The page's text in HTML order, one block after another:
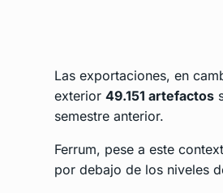
Las exportaciones, en
exterior 49.151 artefactos
semestre anterior.
Ferrum, pese a este
por debajo de los niveles